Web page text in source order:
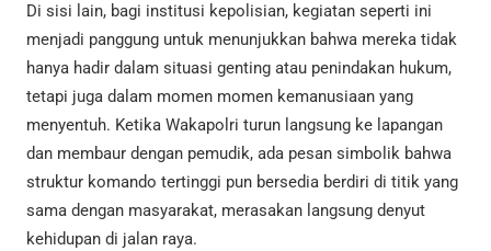
Di sisi lain, bagi institusi kepolisian, kegiatan seperti ini
menjadi panggung untuk menunjukkan bahwa mereka tidak
hanya hadir dalam situasi genting atau penindakan hukum,
tetapi juga dalam momen momen kemanusiaan yang
menyentuh. Ketika Wakapolri turun langsung ke lapangan
dan membaur dengan pemudik, ada pesan simbolik bahwa
struktur komando tertinggi pun bersedia berdiri di titik yang
sama dengan masyarakat, merasakan langsung denyut
kehidupan di jalan raya.